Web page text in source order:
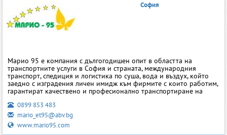
София
Марио 95 е компания с дългогодишен опит в областта на
транспортните услуги в София и страната, международния
транспорт, спедиция и логистика по суша, вода и въздух, който
заедно с изградения личен имидж към фирмите с които работим,
гарантират качествено и професионално транспортиране на
0899 853 483
mario_et95@abv.bg
www.mario95.com